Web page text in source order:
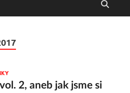
2, aneb jak jsme si